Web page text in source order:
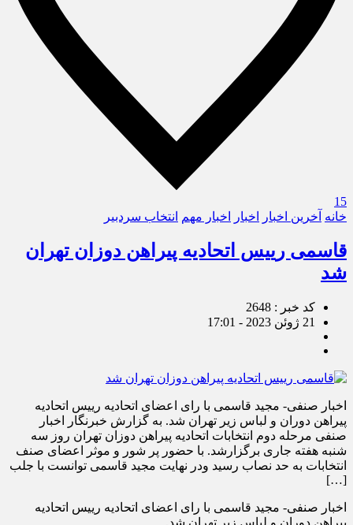
15
خانه آخرین اخبار اخبار اخبار مهم انتخاب سردبیر
قاسمی رییس اتحادیه پیراهن دوزان تهران
شد
کد خبر : 2648
21 ژوئن 2023 - 17:01
اخبار صنفی- مجید قاسمی با رای اعضای اتحادیه رییس اتحادیه
پیراهن دوران و لباس زیر تهران شد. به گزارش خبرنگار اخبار
صنفی مرحله دوم انتخابات اتحادیه پیراهن دوزان تهران روز سه
شنبه هفته جاری برگزارشد. با حضور پر شور و موثر اعضای صنف
انتخابات به حد نصاب رسید ودر نهایت مجید قاسمی توانست با جلب
[…]
اخبار صنفی- مجید قاسمی با رای اعضای اتحادیه رییس اتحادیه
پیراهن دوران و لباس زیر تهران شد.